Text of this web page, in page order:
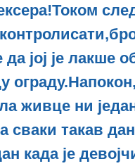
јој је лакше
живце ни
сваки такав
када је